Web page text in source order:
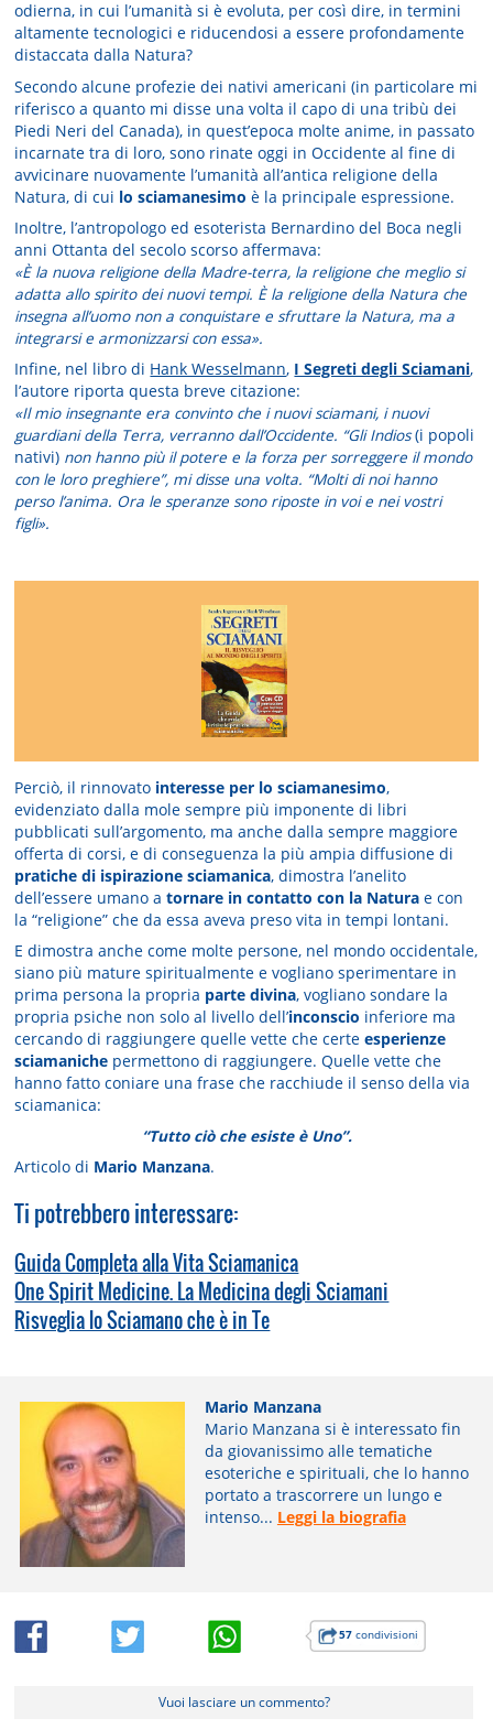
odierna, in cui l’umanità si è evoluta, per così dire, in termini
altamente tecnologici e riducendosi a essere profondamente
distaccata dalla Natura?
Secondo alcune profezie dei nativi americani (in particolare mi
riferisco a quanto mi disse una volta il capo di una tribù dei
Piedi Neri del Canada), in quest’epoca molte anime, in passato
incarnate tra di loro, sono rinate oggi in Occidente al fine di
avvicinare nuovamente l’umanità all’antica religione della
Natura, di cui lo sciamanesimo è la principale espressione.
Inoltre, l’antropologo ed esoterista Bernardino del Boca negli
anni Ottanta del secolo scorso affermava:
«È la nuova religione della Madre-terra, la religione che meglio si
adatta allo spirito dei nuovi tempi. È la religione della Natura che
insegna all’uomo non a conquistare e sfruttare la Natura, ma a
integrarsi e armonizzarsi con essa».
Infine, nel libro di Hank Wesselmann, I Segreti degli Sciamani,
l’autore riporta questa breve citazione:
«Il mio insegnante era convinto che i nuovi sciamani, i nuovi
guardiani della Terra, verranno dall’Occidente. “Gli Indios(i popoli
nativi) non hanno più il potere e la forza per sorreggere il mondo
con le loro preghiere”, mi disse una volta. “Molti di noi hanno
perso l’anima. Ora le speranze sono riposte in voi e nei vostri
figli».
Perciò, il rinnovato interesse per lo sciamanesimo,
evidenziato dalla mole sempre più imponente di libri
pubblicati sull’argomento, ma anche dalla sempre maggiore
offerta di corsi, e di conseguenza la più ampia diffusione di
pratiche di ispirazione sciamanica, dimostra l’anelito
dell’essere umano a tornare in contatto con la Natura e con
la “religione” che da essa aveva preso vita in tempi lontani.
E dimostra anche come molte persone, nel mondo occidentale,
siano più mature spiritualmente e vogliano sperimentare in
prima persona la propria parte divina, vogliano sondare la
propria psiche non solo al livello dell’inconscio inferiore ma
cercando di raggiungere quelle vette che certeesperienze
sciamaniche permettono di raggiungere. Quelle vette che
hanno fatto coniare una frase che racchiude il senso della via
sciamanica:
“Tutto ciò che esiste è Uno”.
Articolo di Mario Manzana.
Ti potrebbero interessare:
Guida Completa alla Vita Sciamanica
One Spirit Medicine. La Medicina degli Sciamani
Risveglia lo Sciamano che è in Te
Mario Manzana
Mario Manzana si è interessato fin
da giovanissimo alle tematiche
esoteriche e spirituali, che lo hanno
portato a trascorrere un lungo e
intenso... Leggi la biografia
57condivisioni
Vuoi lasciare un commento?